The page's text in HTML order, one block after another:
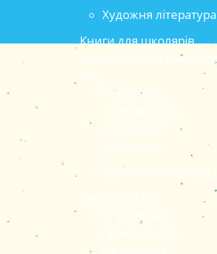
Художня література
Книги для школярів
середнього та старшого
Популярно-
Художня література
Популярно-
прикладна та